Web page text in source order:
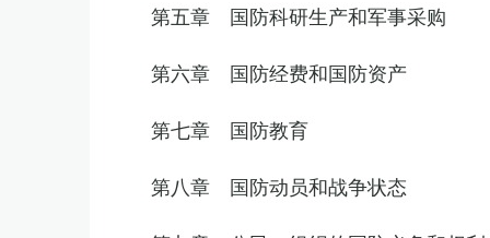
第五章 国防科研生产和军事采购
第六章 国防经费和国防资产
第七章 国防教育
第八章 国防动员和战争状态